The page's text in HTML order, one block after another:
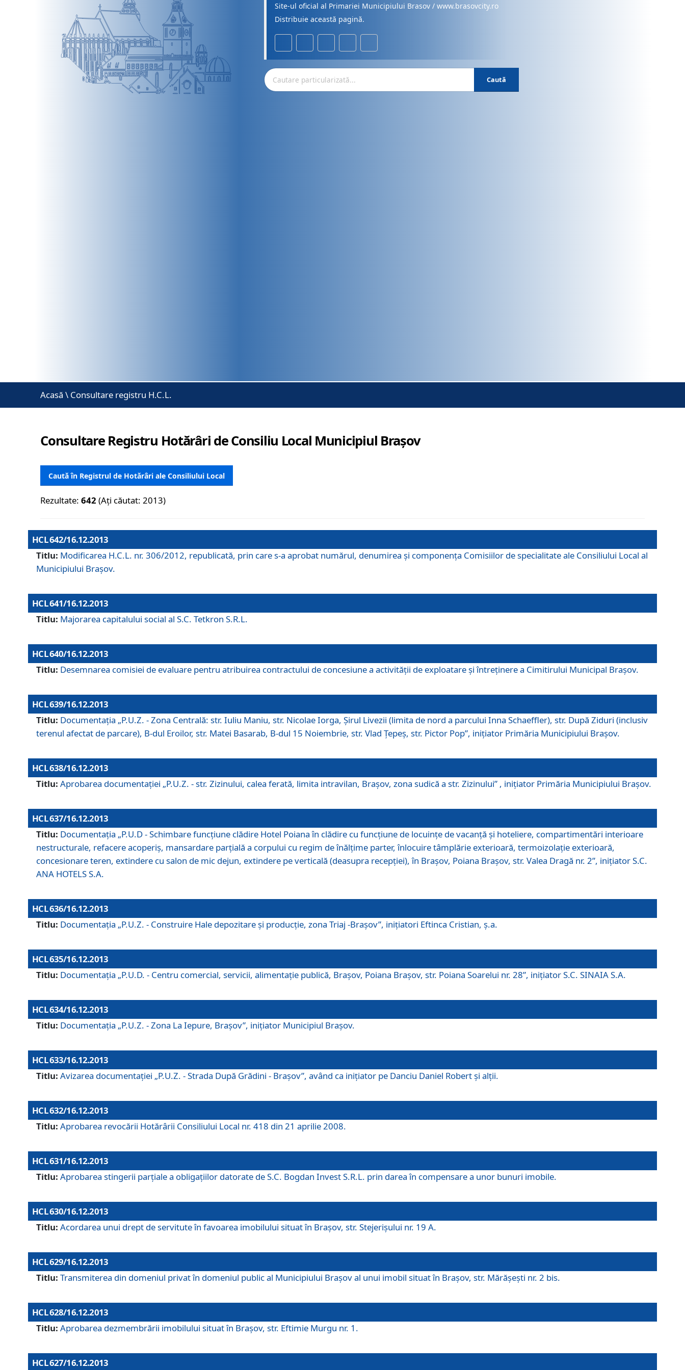
Site-ul oficial al Primariei Municipiului Brasov / www.brasovcity.ro
Distribuie această pagină.
Caută
Acasă \ Consultare registru H.C.L.
Consultare Registru Hotărâri de Consiliu Local Municipiul Brașov
Caută în Registrul de Hotărâri ale Consiliului Local
Rezultate:642 (Ați căutat: 2013)
HCL 642/16.12.2013
Titlu: Modificarea H.C.L. nr. 306/2012, republicată, prin care s-a aprobat numărul, denumirea şi componenţa Comisiilor de specialitate ale Consiliului Local al
Municipiului Braşov.
HCL 641/16.12.2013
Titlu: Majorarea capitalului social al S.C. Tetkron S.R.L.
HCL 640/16.12.2013
Titlu: Desemnarea comisiei de evaluare pentru atribuirea contractului de concesiune a activităţii de exploatare şi întreţinere a Cimitirului Municipal Braşov.
HCL 639/16.12.2013
Titlu: Documentaţia „P.U.Z. - Zona Centrală: str. Iuliu Maniu, str. Nicolae Iorga, Şirul Livezii (limita de nord a parcului Inna Schaeffler), str. După Ziduri (inclusiv
terenul afectat de parcare), B-dul Eroilor, str. Matei Basarab, B-dul 15 Noiembrie, str. Vlad Ţepeş, str. Pictor Pop”, iniţiator Primăria Municipiului Braşov.
HCL 638/16.12.2013
Titlu: Aprobarea documentaţiei „P.U.Z. - str. Zizinului, calea ferată, limita intravilan, Braşov, zona sudică a str. Zizinului” , iniţiator Primăria Municipiului Braşov.
HCL 637/16.12.2013
Titlu: Documentaţia „P.U.D - Schimbare funcţiune clădire Hotel Poiana în clădire cu funcţiune de locuinţe de vacanţă şi hoteliere, compartimentări interioare
nestructurale, refacere acoperiş, mansardare parţială a corpului cu regim de înălţime parter, înlocuire tâmplărie exterioară, termoizolaţie exterioară,
concesionare teren, extindere cu salon de mic dejun, extindere pe verticală (deasupra recepţiei), în Braşov, Poiana Braşov, str. Valea Dragă nr. 2”, iniţiator S.C.
ANA HOTELS S.A.
HCL 636/16.12.2013
Titlu: Documentaţia „P.U.Z. - Construire Hale depozitare şi producţie, zona Triaj -Braşov”, iniţiatori Eftinca Cristian, ş.a.
HCL 635/16.12.2013
Titlu: Documentaţia „P.U.D. - Centru comercial, servicii, alimentaţie publică, Braşov, Poiana Braşov, str. Poiana Soarelui nr. 28”, iniţiator S.C. SINAIA S.A.
HCL 634/16.12.2013
Titlu: Documentaţia „P.U.Z. - Zona La Iepure, Braşov”, iniţiator Municipiul Braşov.
HCL 633/16.12.2013
Titlu: Avizarea documentaţiei „P.U.Z. - Strada După Grădini - Braşov”, având ca iniţiator pe Danciu Daniel Robert şi alţii.
HCL 632/16.12.2013
Titlu: Aprobarea revocării Hotărârii Consiliului Local nr. 418 din 21 aprilie 2008.
HCL 631/16.12.2013
Titlu: Aprobarea stingerii parţiale a obligaţiilor datorate de S.C. Bogdan Invest S.R.L. prin darea în compensare a unor bunuri imobile.
HCL 630/16.12.2013
Titlu: Acordarea unui drept de servitute în favoarea imobilului situat în Braşov, str. Stejerişului nr. 19 A.
HCL 629/16.12.2013
Titlu: Transmiterea din domeniul privat în domeniul public al Municipiului Braşov al unui imobil situat în Braşov, str. Mărăşeşti nr. 2 bis.
HCL 628/16.12.2013
Titlu: Aprobarea dezmembrării imobilului situat în Braşov, str. Eftimie Murgu nr. 1.
HCL 627/16.12.2013